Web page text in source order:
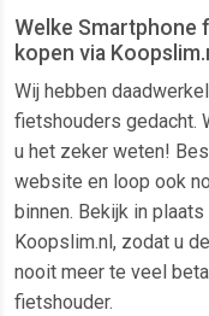
Welke Smartphone
kopen via
Wij hebben
fietshouders gedacht.
u het zeker weten!
website en loop ook
binnen. Bekijk in
Koopslim.nl, zodat u
nooit meer te veel
fietshouder.